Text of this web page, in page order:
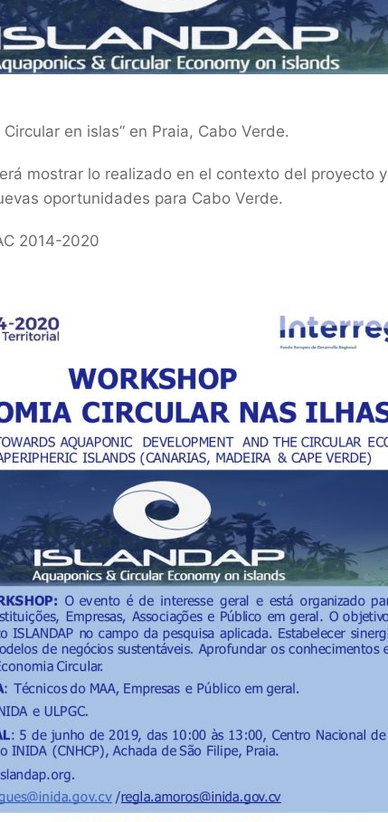
en islas” en Praia, Cabo Verde.
mostrar lo realizado en el contexto del proyecto
oportunidades para Cabo Verde.
2014-2020